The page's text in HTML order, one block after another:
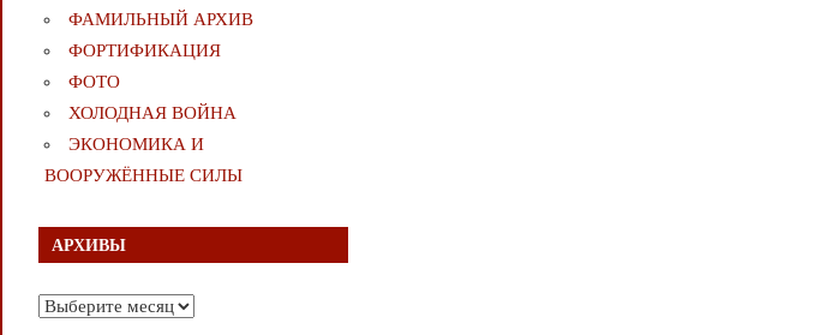
ФАМИЛЬНЫЙ АРХИВ
ФОРТИФИКАЦИЯ
ФОТО
ХОЛОДНАЯ ВОЙНА
ЭКОНОМИКА И
ВООРУЖЁННЫЕ СИЛЫ
АРХИВЫ
Архивы